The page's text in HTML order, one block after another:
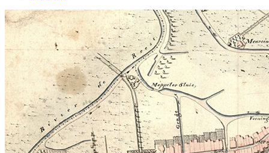
Drents Archief